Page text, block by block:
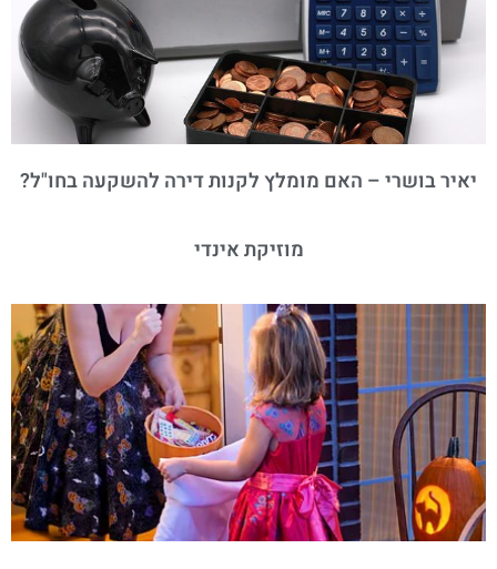
יאיר בושרי – האם מומלץ לקנות דירה להשקעה בחו"ל?
מוזיקת אינדי